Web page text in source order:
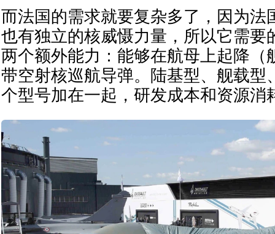
而法国的需求就要复杂多了，因为法
也有独立的核威慑力量，所以它需要
两个额外能力：能够在航母上起降（
带空射核巡航导弹。陆基型、舰载型
个型号加在一起，研发成本和资源消